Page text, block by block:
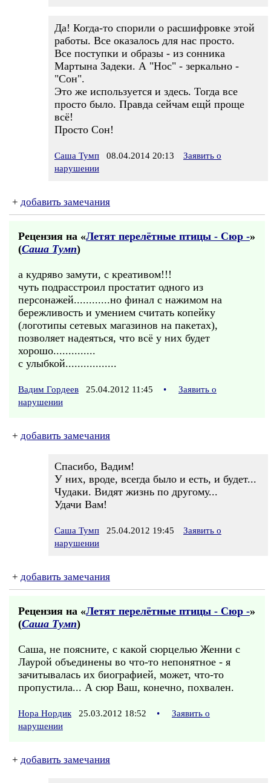
Да! Когда-то спорили о расшифровке этой
работы. Все оказалось для нас просто.
Все поступки и образы - из сонника
Мартына Задеки. А "Нос" - зеркально -
"Сон".
Это же используется и здесь. Тогда все
просто было. Правда сейчам ещй проще
всё!
Просто Сон!
Саша Тумп 08.04.2014 20:13
Заявить о
нарушении
+ добавить замечания
Рецензия на «Летят перелётные птицы - Сюр -»
(Саша Тумп)
а кудряво замути, с креативом!!!
чуть подрасстроил простатит одного из
персонажей............но финал с нажимом на
бережливость и умением считать копейку
(логотипы сетевых магазинов на пакетах),
позволяет надеяться, что всё у них будет
хорошо..............
с улыбкой.................
Вадим Гордеев 25.04.2012 11:45 •
Заявить о
нарушении
+ добавить замечания
Спасибо, Вадим!
У них, вроде, всегда было и есть, и будет...
Чудаки. Видят жизнь по другому...
Удачи Вам!
Саша Тумп 25.04.2012 19:45
Заявить о
нарушении
+ добавить замечания
Рецензия на «Летят перелётные птицы - Сюр -»
(Саша Тумп)
Саша, не поясните, с какой сюрцелью Женни с
Лаурой объединены во что-то непонятное - я
зачитывалась их биографией, может, что-то
пропустила... А сюр Ваш, конечно, похвален.
Нора Нордик 25.03.2012 18:52 •
Заявить о
нарушении
+ добавить замечания